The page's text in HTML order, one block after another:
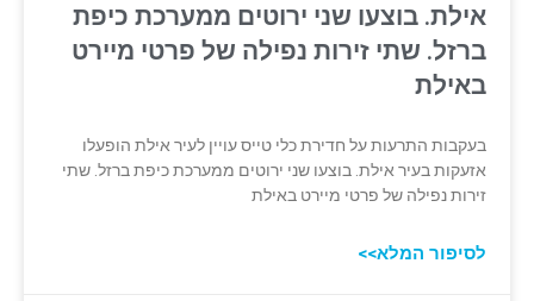
אילת. בוצעו שני ירוטים ממערכת כיפת
ברזל. שתי זירות נפילה של פרטי מיירט
באילת
בעקבות התרעות על חדירת כלי טייס עויין לעיר אילת הופעלו
אזעקות בעיר אילת. בוצעו שני ירוטים ממערכת כיפת ברזל. שתי
זירות נפילה של פרטי מיירט באילת
לסיפור המלא>>